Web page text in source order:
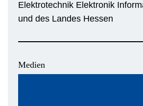
Elektrotechnik Elektronik
und des Landes Hessen
Medien